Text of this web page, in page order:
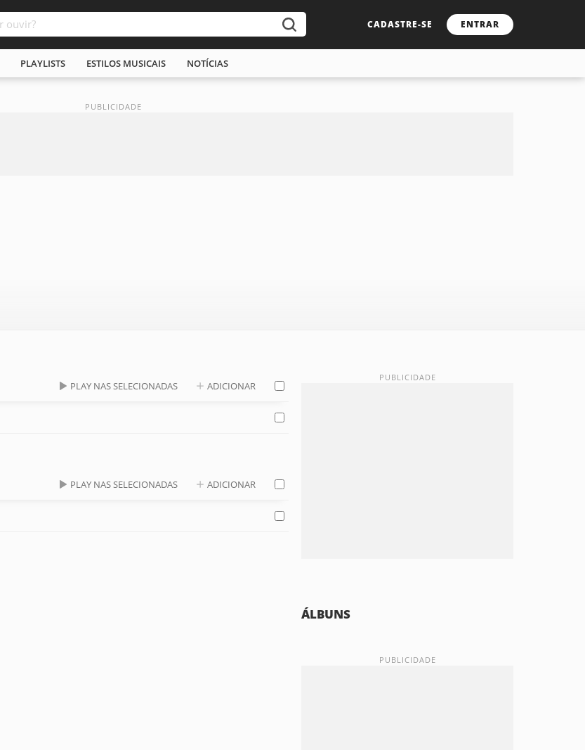
CADASTRE-SE ENTRAR
PLAYLISTS ESTILOS MUSICAIS NOTÍCIAS
PLAY NAS SELECIONADAS ADICIONAR
PLAY NAS SELECIONADAS ADICIONAR
ÁLBUNS